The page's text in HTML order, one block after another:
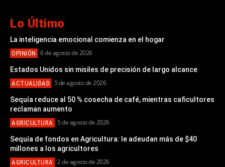
Lo Último
La inteligencia emocional comienza en el hogar
OPINIÓN 6 de agosto de 2026
Estados Unidos sin misiles de precisión de largo alcance
ACTUALIDAD 5 de agosto de 2026
Sequía reduce al 50 % cosecha de café, mientras caficultores
reclaman aumento
AGRICULTURA 5 de agosto de 2026
Sequía de fondos en Agricultura: le adeudan más de $40
millones a los agricultores
AGRICULTURA 2 de agosto de 2026